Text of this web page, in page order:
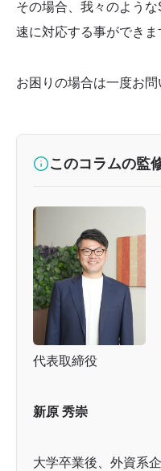
その場合、我々のよう
速に対応する事ができま
お困りの場合は一度お問
このコラムの監
代表取締役
新原 秀崇
大学卒業後、外資系